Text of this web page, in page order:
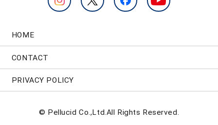
HOME
CONTACT
PRIVACY POLICY
© Pellucid Co.,Ltd.All Rights Reserved.